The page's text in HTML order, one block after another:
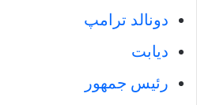
دونالد ترامپ
دیابت
رئیس جمهور